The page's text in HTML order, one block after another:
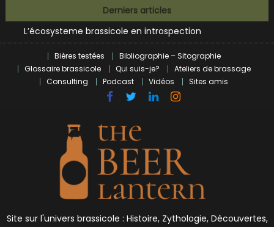
to
content
Derniers articles
L’écosysteme brassicole en introspection
Zoumaï : pionnier de la révolution craft à Marseille
BrewDog racheté par Tilray pour une bouchée de pain ?
Bières et célébrités
Bières testées
Bibliographie – Sitographie
Glossaire brassicole
Qui suis-je?
Ateliers de brassage
Consulting
Podcast Vidéos Sites amis
Site sur l'univers brassicole : Histoire, Zythologie, Découvertes,